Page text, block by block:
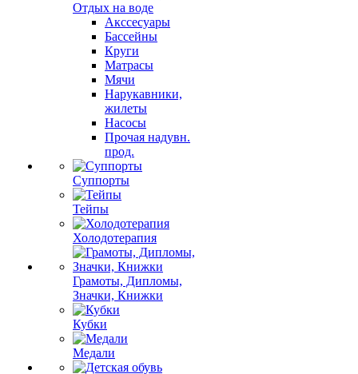
Отдых на воде
Акссесуары
Бассейны
Круги
Матрасы
Мячи
Нарукавники,
жилеты
Насосы
Прочая надувн.
прод.
Суппорты
Тейпы
Холодотерапия
Грамоты, Дипломы,
Значки, Книжки
Кубки
Медали